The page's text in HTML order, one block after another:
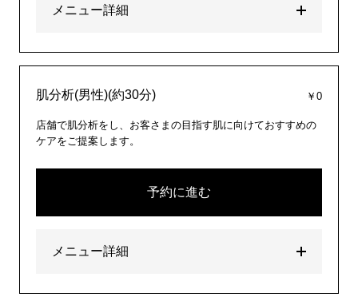
メニュー詳細
肌分析(男性)(約30分) ￥0
店舗で肌分析をし、お客さまの目指す肌に向けておすすめの
ケアをご提案します。
予約に進む
メニュー詳細